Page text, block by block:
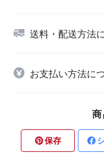
送料・配送方法
お支払い方法に
保存